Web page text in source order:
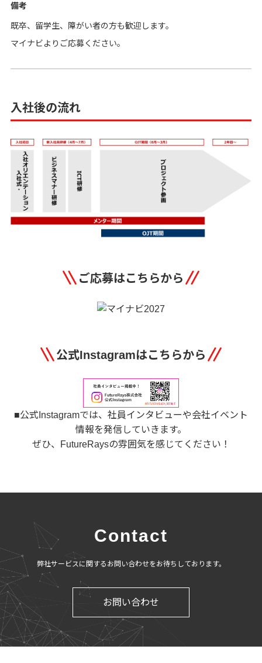
備考
既卒、留学生、障がい者の方も歓迎します。
マイナビよりご応募ください。
入社後の流れ
ご応募はこちらから
公式Instagramはこちらから
■公式Instagramでは、社員インタビューや会社イベント
情報を発信していきます。
ぜひ、FutureRaysの雰囲気を感じてください！
Contact
弊社サービスに関するお問い合わせをお待ちしております。
お問い合わせ